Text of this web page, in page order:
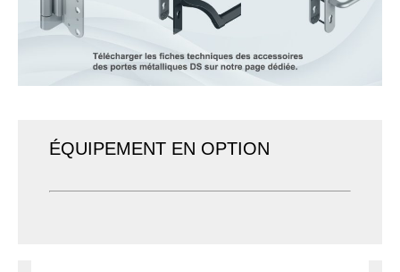
ÉQUIPEMENT EN OPTION